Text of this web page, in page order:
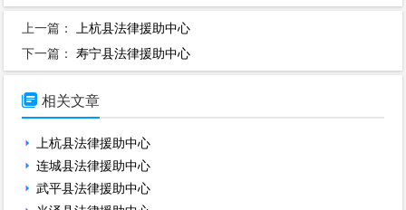
上一篇：
上杭县法律援助中心
下一篇：寿宁县法律援助中心
 相关文章
上杭县法律援助中心
连城县法律援助中心
武平县法律援助中心